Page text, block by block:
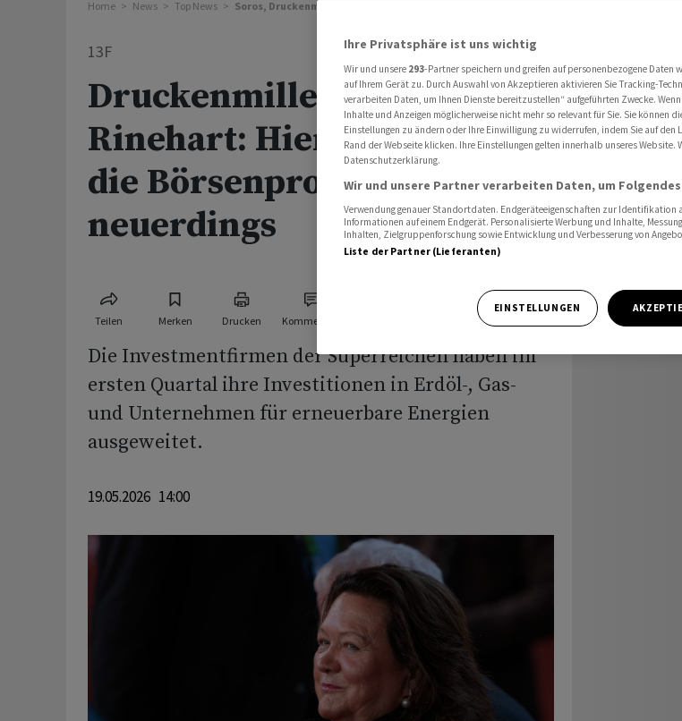
Home News Top News Soros, Druckenmiller und Co. investieren in Öl und Solarenergie
13F
Druckenmiller, Soros oder
Rinehart: Hier investieren
die Börsenprofis
neuerdings
Teilen Merken Drucken Kommentare
Die Investmentfirmen der Superreichen haben im
ersten Quartal ihre Investitionen in Erdöl-, Gas-
und Unternehmen für erneuerbare Energien
ausgeweitet.
19.05.2026 14:00
Ihre Privatsphäre ist uns wichtig
Wir und unsere 293-Partner speichern und greifen auf personenbezogene Daten
auf Ihrem Gerät zu. Durch Auswahl von Akzeptieren aktivieren Sie Tracking-
verarbeiten Daten, um Ihnen Dienste bereitzustellen“ aufgeführten Zwecke.
Inhalte und Anzeigen möglicherweise nicht mehr so relevant für Sie. Sie können
Einstellungen zu ändern oder Ihre Einwilligung zu widerrufen, indem Sie auf den
Rand der Webseite klicken. Ihre Einstellungen gelten innerhalb unseres Website.
Datenschutzerklärung.
Wir und unsere Partner verarbeiten Daten, um
Verwendung genauer Standortdaten. Endgeräteeigenschaften zur Identifikation
Informationen auf einem Endgerät. Personalisierte Werbung und Inhalte,
Inhalten, Zielgruppenforschung sowie Entwicklung und Verbesserung von
Liste der Partner (Lieferanten)
EINSTELLUNGEN